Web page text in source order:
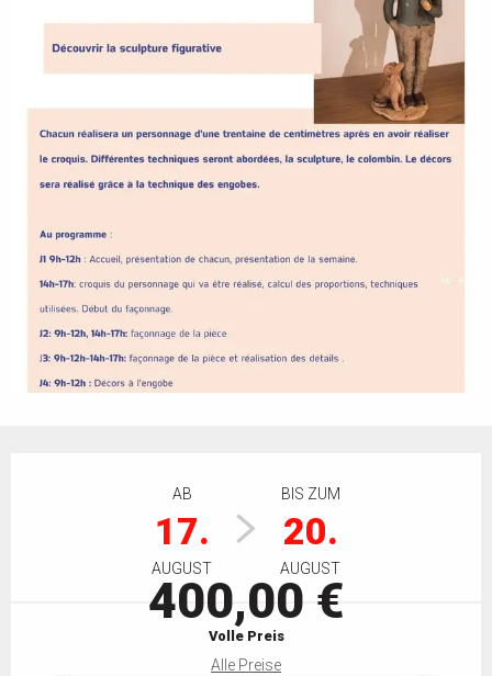
AB
17.
AUGUST
BIS ZUM
20.
AUGUST
400,00 €
Volle Preis
Alle Preise